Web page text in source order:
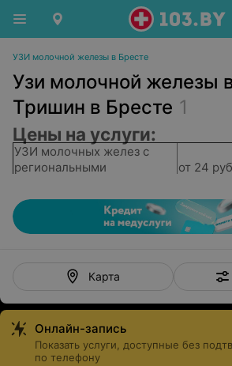
УЗИ молочной железы в Бресте
Узи молочной железы
Тришин в Бресте 1
Цены на услуги:
УЗИ молочных желез с
региональными
от 24
Эластография одной
молочной железы
от 10
УЗИ молочных желез с
УЗИ молочных желез с
лимфоузлами и
сканированием
от 21
Карта
Онлайн-запись
Показать услуги, доступные без
по телефону